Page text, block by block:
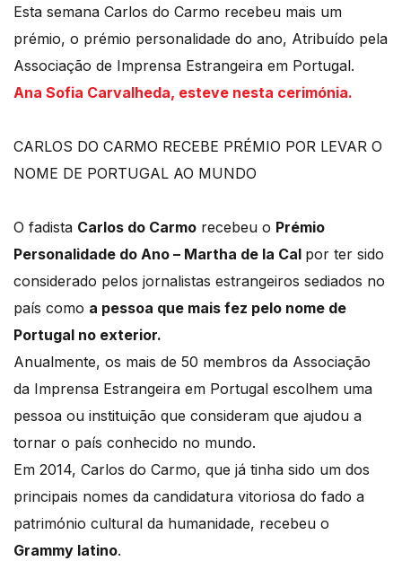
Esta semana Carlos do Carmo recebeu mais um
prémio, o prémio personalidade do ano, Atribuído pela
Associação de Imprensa Estrangeira em Portugal.
Ana Sofia Carvalheda, esteve nesta cerimónia.
CARLOS DO CARMO RECEBE PRÉMIO POR LEVAR O
NOME DE PORTUGAL AO MUNDO
O fadista Carlos do Carmo recebeu o Prémio
Personalidade do Ano – Martha de la Cal por ter sido
considerado pelos jornalistas estrangeiros sediados no
país como a pessoa que mais fez pelo nome de
Portugal no exterior.
Anualmente, os mais de 50 membros da Associação
da Imprensa Estrangeira em Portugal escolhem uma
pessoa ou instituição que consideram que ajudou a
tornar o país conhecido no mundo.
Em 2014, Carlos do Carmo, que já tinha sido um dos
principais nomes da candidatura vitoriosa do fado a
património cultural da humanidade, recebeu o
Grammy latino.